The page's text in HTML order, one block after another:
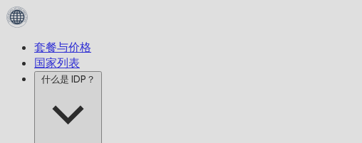
套餐与价格
国家列表
什么是 IDP？